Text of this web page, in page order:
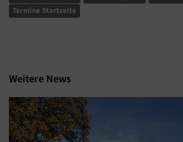
Termine Startseite
Weitere News